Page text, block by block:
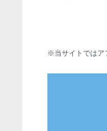
※当サイトではア